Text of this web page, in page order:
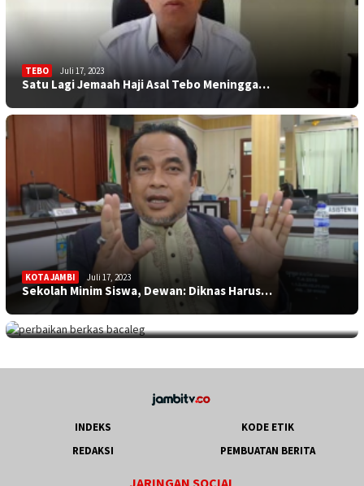
TEBO Juli 17, 2023
Satu Lagi Jemaah Haji Asal Tebo Meningga…
KOTA JAMBI Juli 17, 2023
Sekolah Minim Siswa, Dewan: Diknas Harus…
TEBO Juli 17, 2023
Perpanjangan Perbaikan Berkas Bacaleg, 9…
INDEKS
KODE ETIK
REDAKSI
PEMBUATAN BERITA
JARINGAN SOCIAL